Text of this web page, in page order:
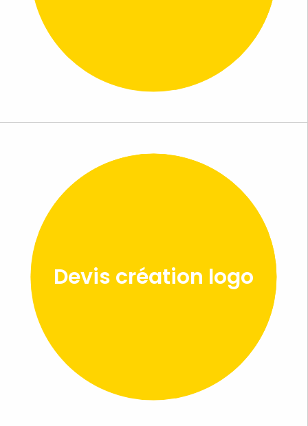
Devis création logo